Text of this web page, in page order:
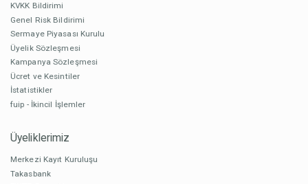
KVKK Bildirimi
Genel Risk Bildirimi
Sermaye Piyasası Kurulu
Üyelik Sözleşmesi
Kampanya Sözleşmesi
Ücret ve Kesintiler
İstatistikler
fuip - İkincil İşlemler
Üyeliklerimiz
Merkezi Kayıt Kuruluşu
Takasbank